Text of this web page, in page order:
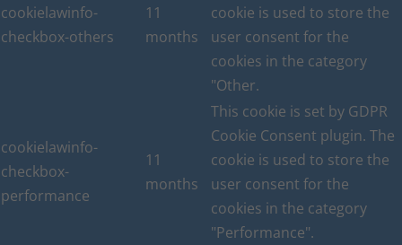
cookielawinfo-
checkbox-others
11
months
cookie is used to store the
user consent for the
cookies in the category
"Other.
cookielawinfo-
checkbox-
performance
11
months
This cookie is set by GDPR
Cookie Consent plugin. The
cookie is used to store the
user consent for the
cookies in the category
"Performance".